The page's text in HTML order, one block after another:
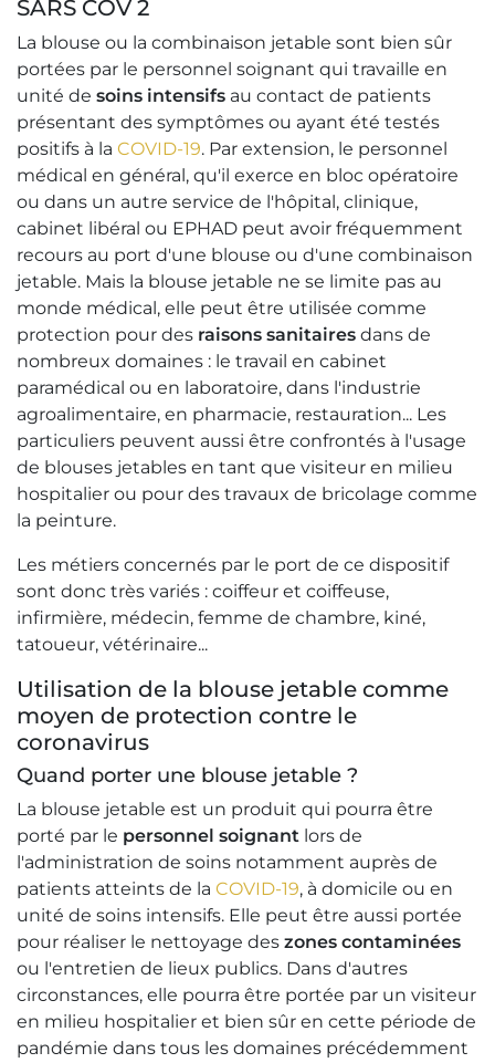
SARS COV 2
La blouse ou la combinaison jetable sont bien sûr
portées par le personnel soignant qui travaille en
unité de soins intensifs au contact de patients
présentant des symptômes ou ayant été testés
positifs à la COVID-19. Par extension, le personnel
médical en général, qu'il exerce en bloc opératoire
ou dans un autre service de l'hôpital, clinique,
cabinet libéral ou EPHAD peut avoir fréquemment
recours au port d'une blouse ou d'une combinaison
jetable. Mais la blouse jetable ne se limite pas au
monde médical, elle peut être utilisée comme
protection pour des raisons sanitaires dans de
nombreux domaines : le travail en cabinet
paramédical ou en laboratoire, dans l'industrie
agroalimentaire, en pharmacie, restauration... Les
particuliers peuvent aussi être confrontés à l'usage
de blouses jetables en tant que visiteur en milieu
hospitalier ou pour des travaux de bricolage comme
la peinture.
Les métiers concernés par le port de ce dispositif
sont donc très variés : coiffeur et coiffeuse,
infirmière, médecin, femme de chambre, kiné,
tatoueur, vétérinaire...
Utilisation de la blouse jetable comme
moyen de protection contre le
coronavirus
Quand porter une blouse jetable ?
La blouse jetable est un produit qui pourra être
porté par le personnel soignant lors de
l'administration de soins notamment auprès de
patients atteints de la COVID-19, à domicile ou en
unité de soins intensifs. Elle peut être aussi portée
pour réaliser le nettoyage des zones contaminées
ou l'entretien de lieux publics. Dans d'autres
circonstances, elle pourra être portée par un visiteur
en milieu hospitalier et bien sûr en cette période de
pandémie dans tous les domaines précédemment